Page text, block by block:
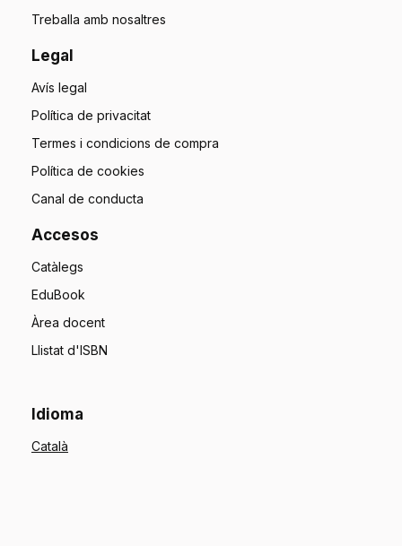
Treballa amb nosaltres
Legal
Avís legal
Política de privacitat
Termes i condicions de compra
Política de cookies
Canal de conducta
Accesos
Catàlegs
EduBook
Àrea docent
Llistat d'ISBN
Idioma